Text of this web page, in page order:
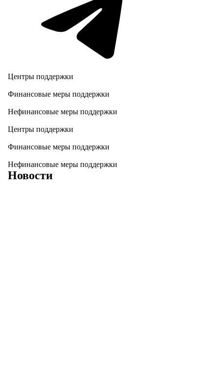
Центры поддержки
Финансовые меры поддержки
Нефинансовые меры поддержки
Центры поддержки
Финансовые меры поддержки
Нефинансовые меры поддержки
Новости